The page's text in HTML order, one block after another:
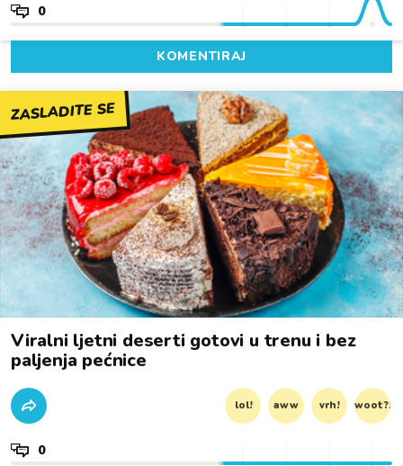
0
KOMENTIRAJ
ZASLADITE SE
Viralni ljetni deserti gotovi u trenu i bez
paljenja pećnice
lol! aww vrh! woot?!
0